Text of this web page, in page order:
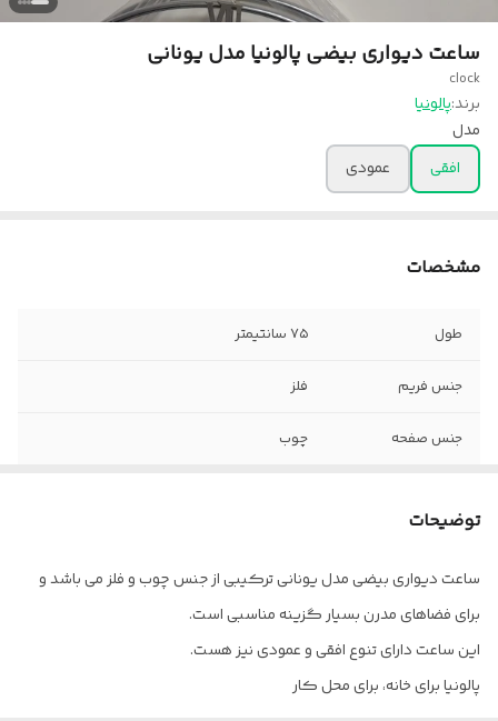
ساعت دیواری بیضی پالونیا مدل یونانی
clock
برند:پالونیا
مدل
افقی
عمودی
مشخصات
طول ۷۵ سانتیمتر
جنس فریم فلز
جنس صفحه چوب
توضیحات
ساعت دیواری بیضی مدل یونانی ترکیبی از جنس چوب و فلز می باشد و
برای فضاهای مدرن بسیار گزینه مناسبی است.
این ساعت دارای تنوع افقی و عمودی نیز هست.
پالونیا برای خانه، برای محل کار